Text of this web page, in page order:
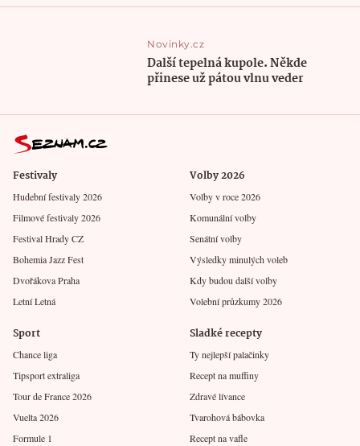
Novinky.cz
Další tepelná kupole. Někde
přinese už pátou vlnu veder
Festivaly
Hudební festivaly 2026
Filmové festivaly 2026
Festival Hrady CZ
Bohemia Jazz Fest
Dvořákova Praha
Letní Letná
Volby 2026
Volby v roce 2026
Komunální volby
Senátní volby
Výsledky minulých voleb
Kdy budou další volby
Volební průzkumy 2026
Sport
Chance liga
Tipsport extraliga
Tour de France 2026
Vuelta 2026
Formule 1
Sladké recepty
Ty nejlepší palačinky
Recept na muffiny
Zdravé lívance
Tvarohová bábovka
Recept na vafle